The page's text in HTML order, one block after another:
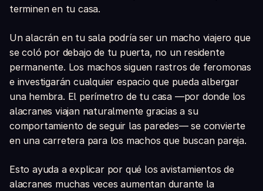
terminen en tu casa.
Un alacrán en tu sala podría ser un macho viajero que
se coló por debajo de tu puerta, no un residente
permanente. Los machos siguen rastros de feromonas
e investigarán cualquier espacio que pueda albergar
una hembra. El perímetro de tu casa —por donde los
alacranes viajan naturalmente gracias a su
comportamiento de seguir las paredes— se convierte
en una carretera para los machos que buscan pareja.
Esto ayuda a explicar por qué los avistamientos de
alacranes muchas veces aumentan durante la